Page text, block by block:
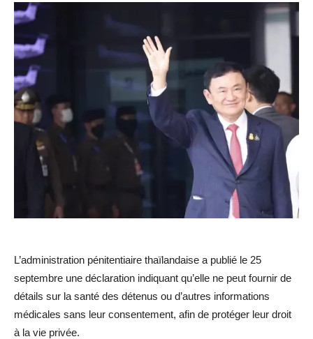
L’administration pénitentiaire thaïlandaise a publié le 25
septembre une déclaration indiquant qu’elle ne peut fournir de
détails sur la santé des détenus ou d’autres informations
médicales sans leur consentement, afin de protéger leur droit
à la vie privée.